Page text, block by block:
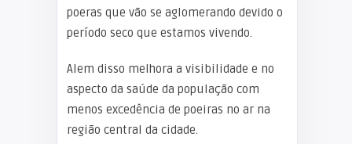
poeras que vão se aglomerando devido o
período seco que estamos vivendo.
Alem disso melhora a visibilidade e no
aspecto da saúde da população com
menos excedência de poeiras no ar na
região central da cidade.